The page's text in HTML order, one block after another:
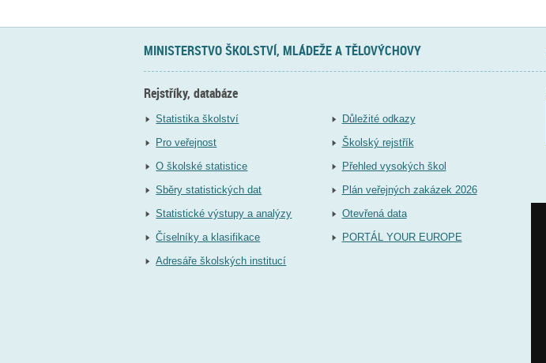
MINISTERSTVO ŠKOLSTVÍ, MLÁDEŽE A TĚLOVÝCHOVY
Rejstříky, databáze
Statistika školství
Pro veřejnost
O školské statistice
Sběry statistických dat
Statistické výstupy a analýzy
Číselníky a klasifikace
Adresáře školských institucí
Důležité odkazy
Školský rejstřík
Přehled vysokých škol
Plán veřejných zakázek 2026
Otevřená data
PORTÁL YOUR EUROPE